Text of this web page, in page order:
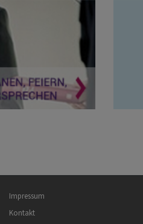
Fußbereichsmenü
Impressum
Kontakt